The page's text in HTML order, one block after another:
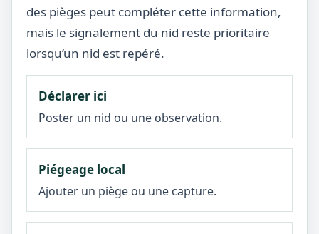
des pièges peut compléter cette information,
mais le signalement du nid reste prioritaire
lorsqu’un nid est repéré.
Déclarer ici
Poster un nid ou une observation.
Piégeage local
Ajouter un piège ou une capture.